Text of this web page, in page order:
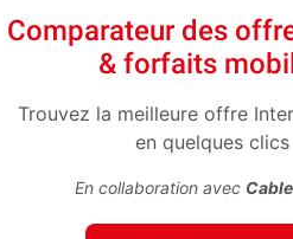
Comparateur des
& forfaits
Trouvez la meilleure offre
en quelques clics
En collaboration avec